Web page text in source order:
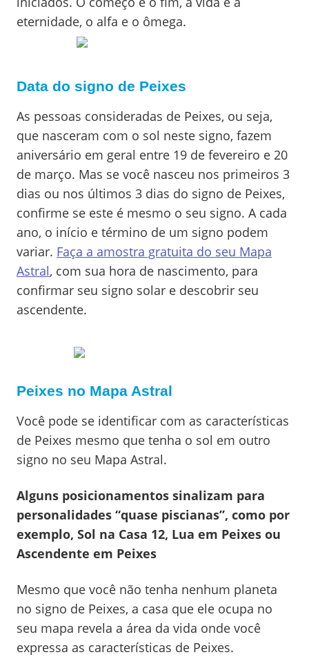
eternidade, o alfa e o ômega.
Data do signo de Peixes
As pessoas consideradas de Peixes, ou seja,
que nasceram com o sol neste signo, fazem
aniversário em geral entre 19 de fevereiro e 20
de março. Mas se você nasceu nos primeiros 3
dias ou nos últimos 3 dias do signo de Peixes,
confirme se este é mesmo o seu signo. A cada
ano, o início e término de um signo podem
variar. Faça a amostra gratuita do seu Mapa
Astral, com sua hora de nascimento, para
confirmar seu signo solar e descobrir seu
ascendente.
Peixes no Mapa Astral
Você pode se identificar com as características
de Peixes mesmo que tenha o sol em outro
signo no seu Mapa Astral.
Alguns posicionamentos sinalizam para
personalidades “quase piscianas”, como por
exemplo, Sol na Casa 12, Lua em Peixes ou
Ascendente em Peixes
Mesmo que você não tenha nenhum planeta
no signo de Peixes, a casa que ele ocupa no
seu mapa revela a área da vida onde você
expressa as características de Peixes.